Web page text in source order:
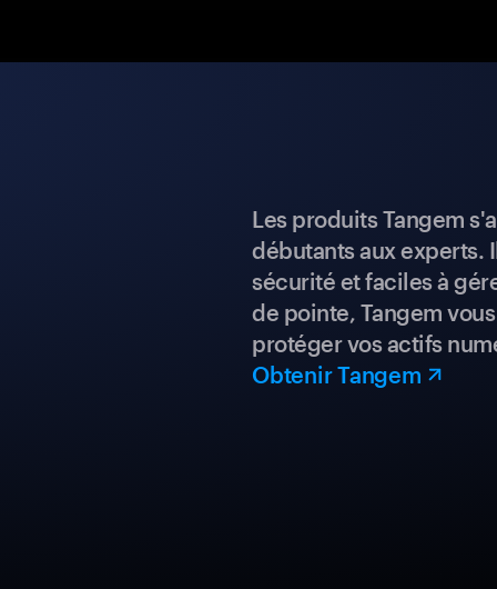
Les produits Tangem
débutants aux experts.
sécurité et faciles à
de pointe, Tangem
protéger vos actifs
Obtenir Tangem